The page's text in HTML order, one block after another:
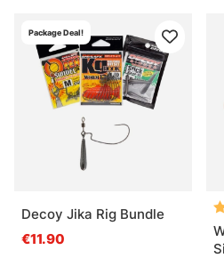
Package Deal!
Decoy Jika Rig Bundle
€11.90